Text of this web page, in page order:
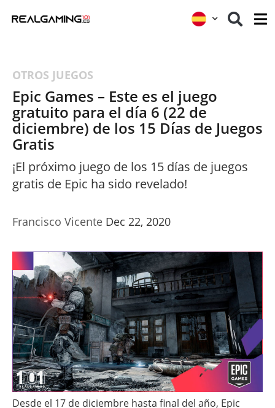
OTROS JUEGOS
Epic Games – Este es el juego
gratuito para el día 6 (22 de
diciembre) de los 15 Días de Juegos
Gratis
¡El próximo juego de los 15 días de juegos
gratis de Epic ha sido revelado!
Francisco Vicente Dec 22, 2020
Desde el 17 de diciembre hasta final del año, Epic